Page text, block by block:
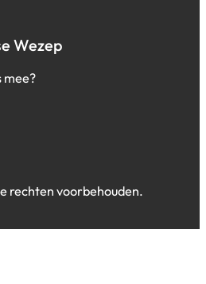
Wezep
mee?
rechten voorbehouden.